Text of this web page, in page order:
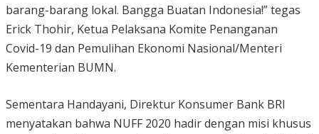
barang-barang lokal. Bangga Buatan Indonesia!” tegas
Erick Thohir, Ketua Pelaksana Komite Penanganan
Covid-19 dan Pemulihan Ekonomi Nasional/Menteri
Kementerian BUMN.
Sementara Handayani, Direktur Konsumer Bank BRI
menyatakan bahwa NUFF 2020 hadir dengan misi khusus